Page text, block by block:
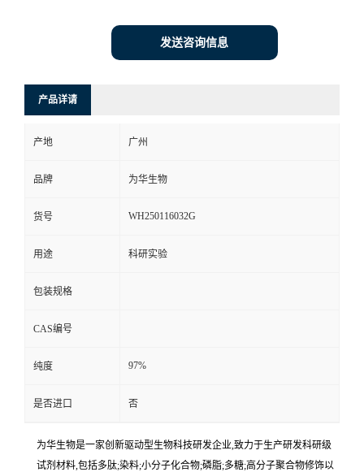
发送咨询信息
产品详请
产地 广州
品牌 为华生物
货号 WH250116032G
用途 科研实验
包装规格
CAS编号
纯度 97%
是否进口 否
为华生物是一家创新驱动型生物科技研发企业,致力于生产研发科研级
试剂材料,包括多肽;染料;小分子化合物;磷脂;多糖;高分子聚合物修饰以